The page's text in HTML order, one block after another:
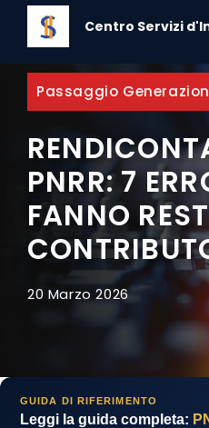
Centro Servizi
Passaggio
PNRR: 7
FANNO
20 Marzo 2026
GUIDA DI RIFERIMENTO
Leggi la guida completa: